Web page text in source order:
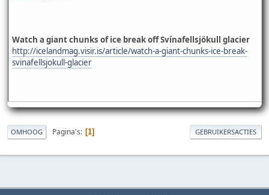
Watch a giant chunks of ice break off Svínafellsjökull glacier
http://icelandmag.visir.is/article/watch-a-giant-chunks-ice-break-
svinafellsjokull-glacier
OMHOOG Pagina's 1 GEBRUIKERSACTIES